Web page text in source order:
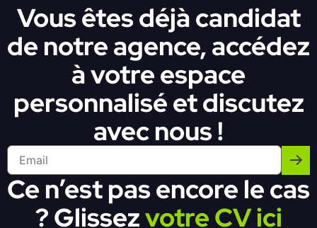
Vous êtes déjà candidat
de notre agence, accédez
à votre espace
personnalisé et discutez
avec nous !
Ce n’est pas encore le cas
? Glissezvotre CV ici